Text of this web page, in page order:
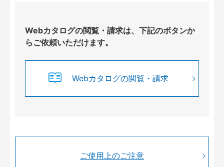
Webカタログの閲覧・請求は、下記のボタンか
らご依頼いただけます。
Webカタログの閲覧・請求
ご使用上のご注意